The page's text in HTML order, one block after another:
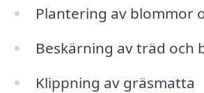
Plantering av blommor
Beskärning av träd och
Klippning av gräsmatta